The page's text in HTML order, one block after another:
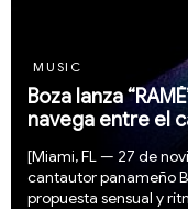
MUSIC
Boza lanza
navega entre el
[Miami, FL — 27 de
cantautor panameño
propuesta sensual y